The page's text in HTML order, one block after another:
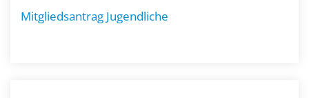
Mitgliedsantrag Jugendliche